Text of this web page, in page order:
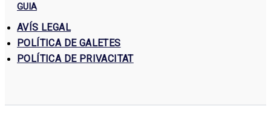
GUIA
AVÍS LEGAL
POLÍTICA DE GALETES
POLÍTICA DE PRIVACITAT